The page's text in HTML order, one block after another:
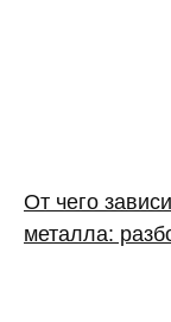
От чего
металла: